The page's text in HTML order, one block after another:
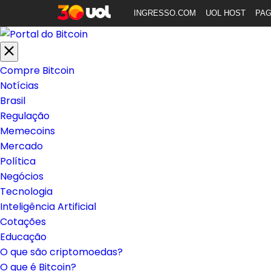
INGRESSO.COM UOL HOST
Compre Bitcoin
Notícias
Brasil
Regulação
Memecoins
Mercado
Política
Negócios
Tecnologia
Inteligência Artificial
Cotações
Educação
O que são criptomoedas?
O que é Bitcoin?